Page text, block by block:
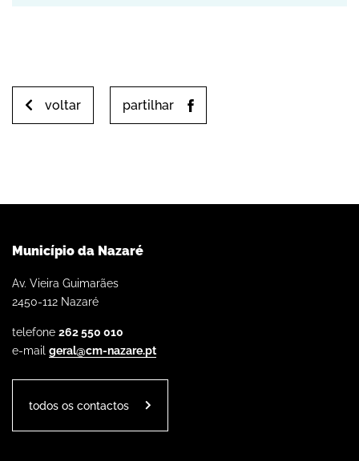
voltar partilhar
Município da Nazaré
Av. Vieira Guimarães
2450-112 Nazaré
telefone 262 550 010
e-mail geral@cm-nazare.pt
todos os contactos